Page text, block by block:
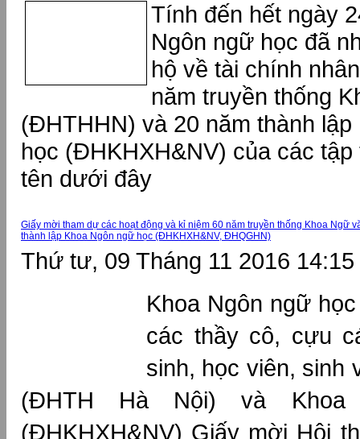
Tính đến hết ngày
Ngôn ngữ học đã
hộ về tài chính
năm truyền thống
(ĐHTHHN) và 20 năm thành
học (ĐHKHXH&NV) của các
tên dưới đây
Giấy mời tham dự các hoạt động và kỉ niệm 60 năm truyền thống Khoa Ngữ
thành lập Khoa Ngôn ngữ học (ĐHKHXH&NV, ĐHQGHN)
Thứ tư, 09 Tháng 11 2016 14:15
Khoa Ngôn ngữ
các thầy cô, cựu
sinh, học viên, sinh
(ĐHTH Hà Nội) và
(ĐHKHXH&NV) Giấy mời Hội